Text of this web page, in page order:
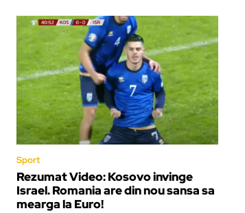
Sport
Rezumat Video: Kosovo invinge
Israel. Romania are din nou sansa sa
mearga la Euro!